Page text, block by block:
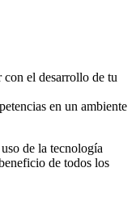
el desarrollo de tu
en un ambiente
de la tecnología
de todos los